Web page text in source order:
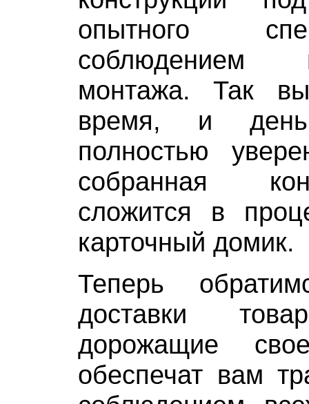
опытного
соблюдением
монтажа. Так
время, и
полностью
собранная
сложится в
карточный домик.
Теперь
доставки
дорожащие
обеспечат вам